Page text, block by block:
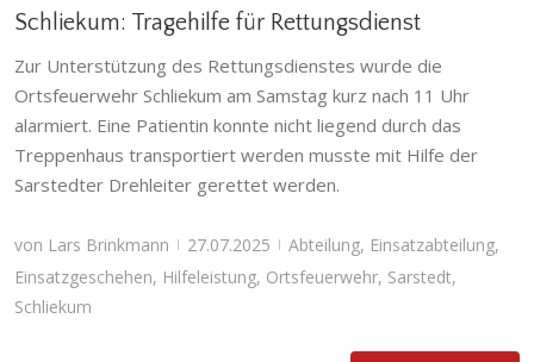
Schliekum: Tragehilfe für Rettungsdienst
Zur Unterstützung des Rettungsdienstes wurde die
Ortsfeuerwehr Schliekum am Samstag kurz nach 11 Uhr
alarmiert. Eine Patientin konnte nicht liegend durch das
Treppenhaus transportiert werden musste mit Hilfe der
Sarstedter Drehleiter gerettet werden.
von Lars Brinkmann | 27.07.2025 | Abteilung, Einsatzabteilung,
Einsatzgeschehen, Hilfeleistung, Ortsfeuerwehr, Sarstedt,
Schliekum